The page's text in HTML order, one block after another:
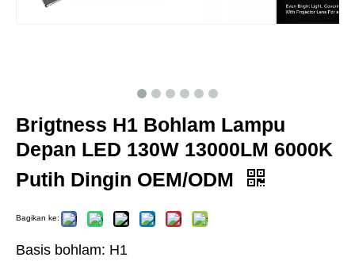
Brigtness H1 Bohlam Lampu
Depan LED 130W 13000LM 6000K
Putih Dingin OEM/ODM
Bagikan ke:
Basis bohlam: H1